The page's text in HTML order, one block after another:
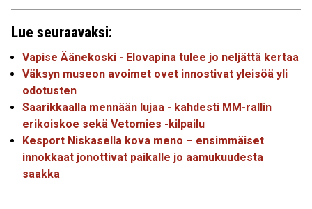
Lue seuraavaksi:
Vapise Äänekoski - Elovapina tulee jo neljättä kertaa
Väksyn museon avoimet ovet innostivat yleisöä yli
odotusten
Saarikkaalla mennään lujaa - kahdesti MM-rallin
erikoiskoe sekä Vetomies -kilpailu
Kesport Niskasella kova meno – ensimmäiset
innokkaat jonottivat paikalle jo aamukuudesta
saakka